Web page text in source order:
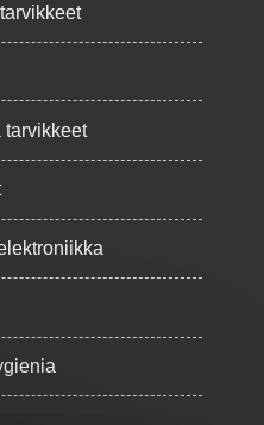
tarvikkeet